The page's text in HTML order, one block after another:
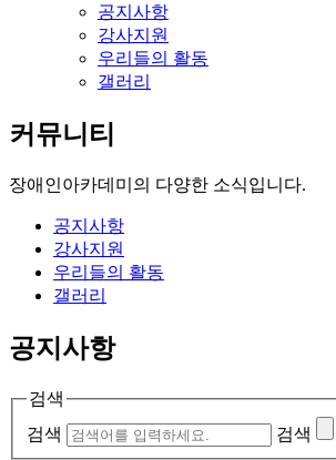
공지사항
강사지원
우리들의 활동
갤러리
커뮤니티
장애인아카데미의 다양한 소식입니다.
공지사항
강사지원
우리들의 활동
갤러리
공지사항
검색
검색
검색